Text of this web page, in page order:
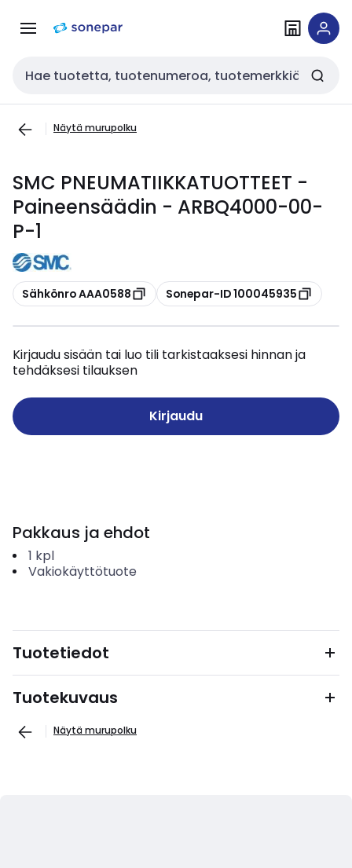
navigointiinsisältöön
Haku
Näytä murupolku
SMC PNEUMATIIKKATUOTTEET -
Paineensäädin - ARBQ4000-00-
P-1
Kopioi
Sähkönro AAA0588 Kopioi
Sonepar-ID 100045935
Kirjaudu sisään tai luo tili tarkistaaksesi hinnan ja
tehdäksesi tilauksen
Kirjaudu
Pakkaus ja ehdot
1 kpl
Vakiokäyttötuote
Tuotetiedot
Tuotekuvaus
Näytä murupolku